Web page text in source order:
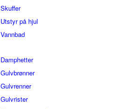
Skuffer
Utstyr på hjul
Vannbad
Damphetter
Gulvbrønner
Gulvrenner
Gulvrister